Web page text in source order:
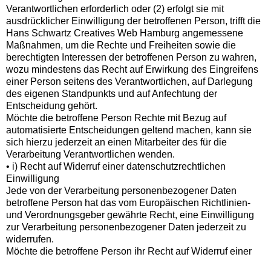
Verantwortlichen erforderlich oder (2) erfolgt sie mit
ausdrücklicher Einwilligung der betroffenen Person, trifft die
Hans Schwartz Creatives Web Hamburg angemessene
Maßnahmen, um die Rechte und Freiheiten sowie die
berechtigten Interessen der betroffenen Person zu wahren,
wozu mindestens das Recht auf Erwirkung des Eingreifens
einer Person seitens des Verantwortlichen, auf Darlegung
des eigenen Standpunkts und auf Anfechtung der
Entscheidung gehört.
Möchte die betroffene Person Rechte mit Bezug auf
automatisierte Entscheidungen geltend machen, kann sie
sich hierzu jederzeit an einen Mitarbeiter des für die
Verarbeitung Verantwortlichen wenden.
• i) Recht auf Widerruf einer datenschutzrechtlichen
Einwilligung
Jede von der Verarbeitung personenbezogener Daten
betroffene Person hat das vom Europäischen Richtlinien-
und Verordnungsgeber gewährte Recht, eine Einwilligung
zur Verarbeitung personenbezogener Daten jederzeit zu
widerrufen.
Möchte die betroffene Person ihr Recht auf Widerruf einer